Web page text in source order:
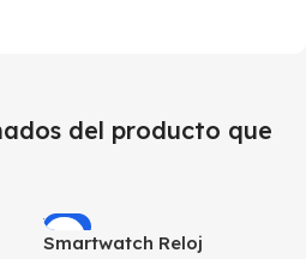
del producto que
-9%
Smartwatch Reloj